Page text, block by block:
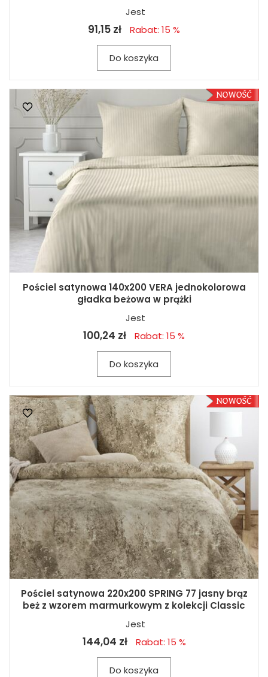
Jest
91,15 zł Rabat: 15 %
Do koszyka
Pościel satynowa 140x200 VERA jednokolorowa
gładka beżowa w prążki
Jest
100,24 zł Rabat: 15 %
Do koszyka
Pościel satynowa 220x200 SPRING 77 jasny brąz
beż z wzorem marmurkowym z kolekcji Classic
Jest
144,04 zł Rabat: 15 %
Do koszyka